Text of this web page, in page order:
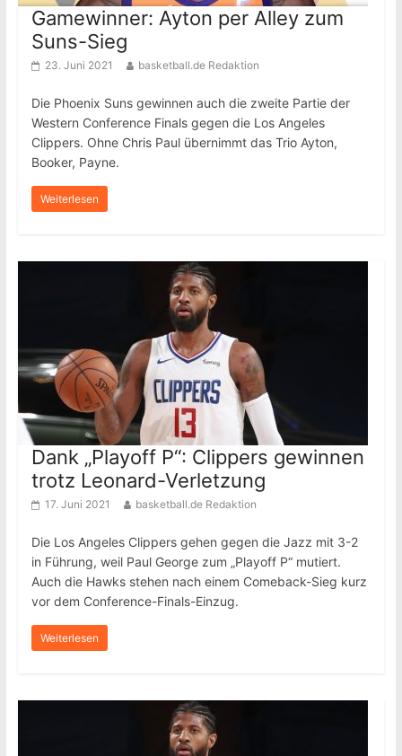
Gamewinner: Ayton per Alley zum
Suns-Sieg
23. Juni 2021 basketball.de Redaktion
Die Phoenix Suns gewinnen auch die zweite Partie der
Western Conference Finals gegen die Los Angeles
Clippers. Ohne Chris Paul übernimmt das Trio Ayton,
Booker, Payne.
Weiterlesen
Dank „Playoff P“: Clippers gewinnen
trotz Leonard-Verletzung
17. Juni 2021 basketball.de Redaktion
Die Los Angeles Clippers gehen gegen die Jazz mit 3-2
in Führung, weil Paul George zum „Playoff P“ mutiert.
Auch die Hawks stehen nach einem Comeback-Sieg kurz
vor dem Conference-Finals-Einzug.
Weiterlesen